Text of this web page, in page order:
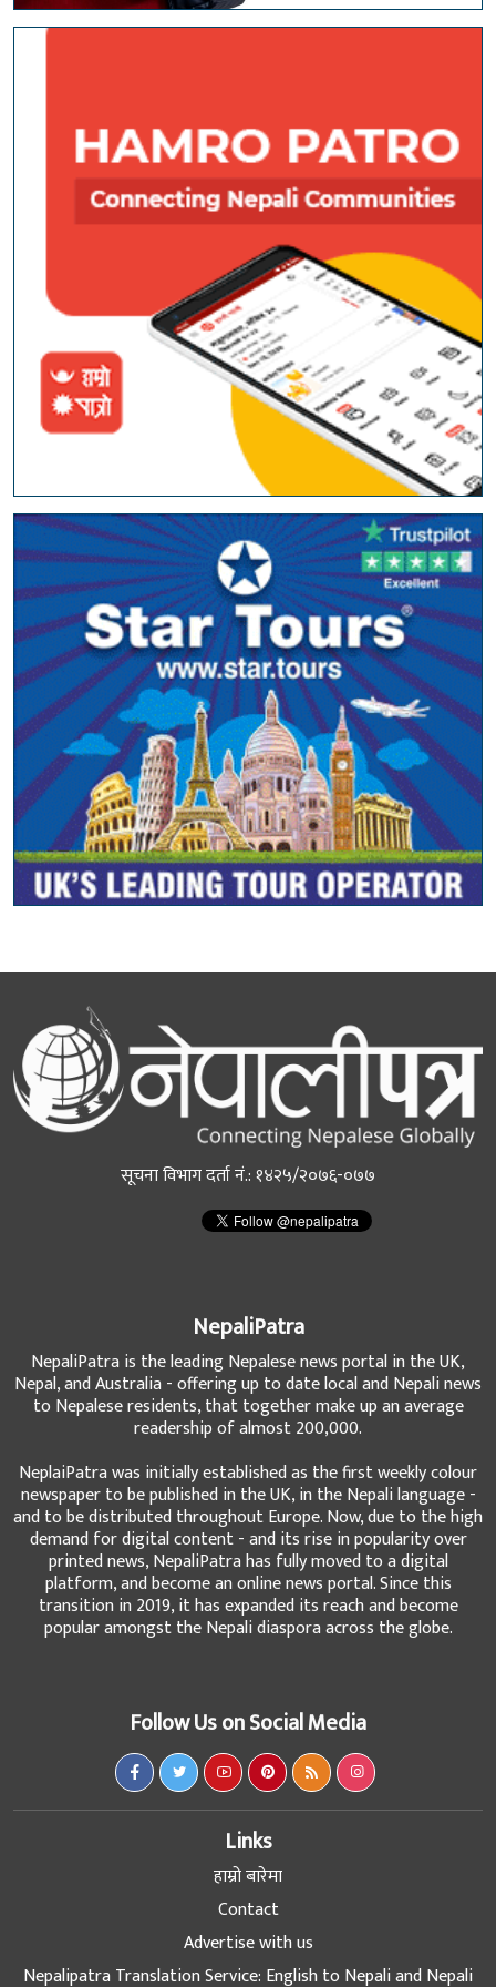
सूचना विभाग दर्ता नं.: १४२५/२०७६-०७७
NepaliPatra
NepaliPatra is the leading Nepalese news portal in the UK,
Nepal, and Australia - offering up to date local and Nepali news
to Nepalese residents, that together make up an average
readership of almost 200,000.
NeplaiPatra was initially established as the first weekly colour
newspaper to be published in the UK, in the Nepali language -
and to be distributed throughout Europe. Now, due to the high
demand for digital content - and its rise in popularity over
printed news, NepaliPatra has fully moved to a digital
platform, and become an online news portal. Since this
transition in 2019, it has expanded its reach and become
popular amongst the Nepali diaspora across the globe.
Follow Us on Social Media
Links
हाम्रो बारेमा
Contact
Advertise with us
Nepalipatra Translation Service: English to Nepali and Nepali